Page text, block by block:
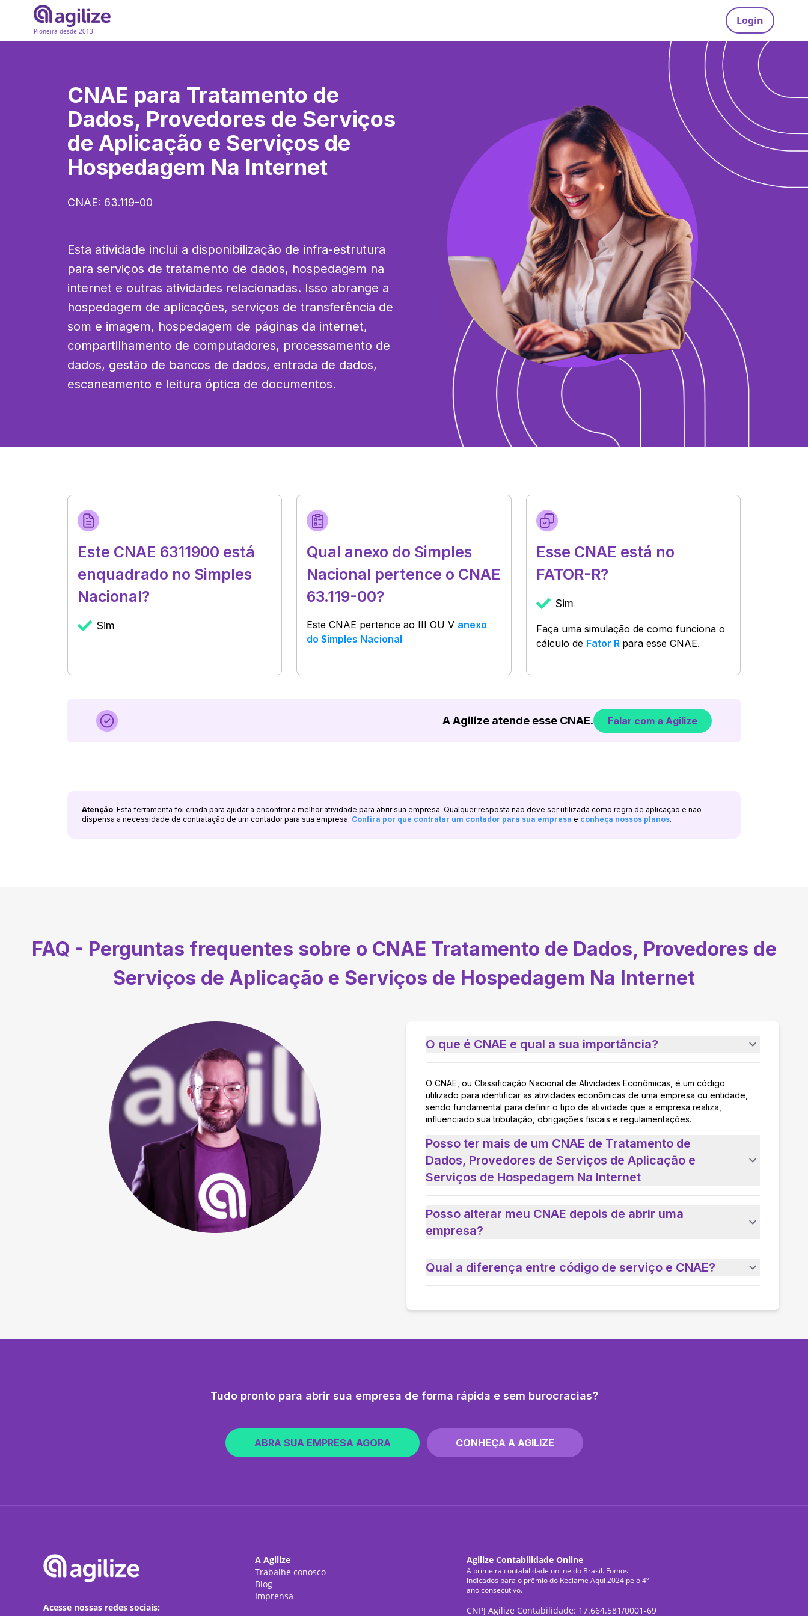
Pioneira desde 2013
Login
CNAE para Tratamento de
Dados, Provedores de Serviços
de Aplicação e Serviços de
Hospedagem Na Internet
CNAE: 63.119-00
Esta atividade inclui a disponibilização de infra-estrutura
para serviços de tratamento de dados, hospedagem na
internet e outras atividades relacionadas. Isso abrange a
hospedagem de aplicações, serviços de transferência de
som e imagem, hospedagem de páginas da internet,
compartilhamento de computadores, processamento de
dados, gestão de bancos de dados, entrada de dados,
escaneamento e leitura óptica de documentos.
Este CNAE 6311900 está
enquadrado no Simples
Nacional?
Sim
Qual anexo do Simples
Nacional pertence o CNAE
63.119-00?
Este CNAE pertence ao III OU V anexo
do Simples Nacional
Esse CNAE está no
FATOR-R?
Sim
Faça uma simulação de como funciona o
cálculo de Fator R para esse CNAE.
A Agilize atende esse CNAE. Falar com a Agilize
Atenção: Esta ferramenta foi criada para ajudar a encontrar a melhor atividade para abrir sua empresa. Qualquer resposta não deve ser utilizada como regra de aplicação e não
dispensa a necessidade de contratação de um contador para sua empresa. Confira por que contratar um contador para sua empresa e conheça nossos planos.
FAQ - Perguntas frequentes sobre o CNAE Tratamento de Dados, Provedores de
Serviços de Aplicação e Serviços de Hospedagem Na Internet
O que é CNAE e qual a sua importância?
O CNAE, ou Classificação Nacional de Atividades Econômicas, é um código
utilizado para identificar as atividades econômicas de uma empresa ou entidade,
sendo fundamental para definir o tipo de atividade que a empresa realiza,
influenciado sua tributação, obrigações fiscais e regulamentações.
Posso ter mais de um CNAE de Tratamento de
Dados, Provedores de Serviços de Aplicação e
Serviços de Hospedagem Na Internet
Posso alterar meu CNAE depois de abrir uma
empresa?
Qual a diferença entre código de serviço e CNAE?
Tudo pronto para abrir sua empresa de forma rápida e sem burocracias?
ABRA SUA EMPRESA AGORA CONHEÇA A AGILIZE
Acesse nossas redes sociais:
A Agilize
Trabalhe conosco
Blog
Imprensa
Agilize Contabilidade Online
A primeira contabilidade online do Brasil. Fomos
indicados para o prêmio do Reclame Aqui 2024 pelo 4º
ano consecutivo.
CNPJ Agilize Contabilidade: 17.664.581/0001-69